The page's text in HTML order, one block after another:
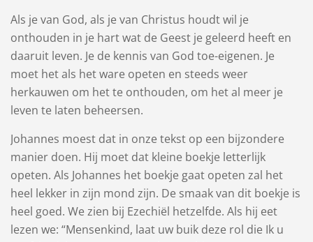
Als je van God, als je van Christus houdt wil je
onthouden in je hart wat de Geest je geleerd heeft en
daaruit leven. Je de kennis van God toe-eigenen. Je
moet het als het ware opeten en steeds weer
herkauwen om het te onthouden, om het al meer je
leven te laten beheersen.
Johannes moest dat in onze tekst op een bijzondere
manier doen. Hij moet dat kleine boekje letterlijk
opeten. Als Johannes het boekje gaat opeten zal het
heel lekker in zijn mond zijn. De smaak van dit boekje is
heel goed. We zien bij Ezechiël hetzelfde. Als hij eet
lezen we: “Mensenkind, laat uw buik deze rol die Ik u